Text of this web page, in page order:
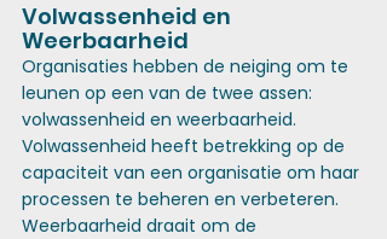
Volwassenheid en
Weerbaarheid
Organisaties hebben de neiging om te
leunen op een van de twee assen:
volwassenheid en weerbaarheid.
Volwassenheid heeft betrekking op de
capaciteit van een organisatie om haar
processen te beheren en verbeteren.
Weerbaarheid draait om de